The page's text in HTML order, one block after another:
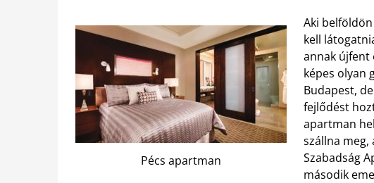
Pécs apartman
Aki
kell
annak újfent
képes olyan
Budapest,
fejlődést
apartman
szállna
Szabadság
második